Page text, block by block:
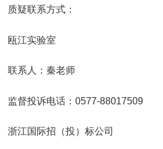
质疑联系方式：
瓯江实验室
联系人：秦老师
监督投诉电话：0577-88017509
浙江国际招（投）标公司